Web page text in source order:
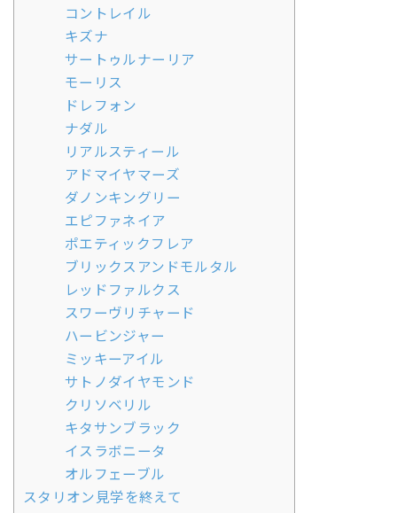
コントレイル
キズナ
サートゥルナーリア
モーリス
ドレフォン
ナダル
リアルスティール
アドマイヤマーズ
ダノンキングリー
エピファネイア
ポエティックフレア
ブリックスアンドモルタル
レッドファルクス
スワーヴリチャード
ハービンジャー
ミッキーアイル
サトノダイヤモンド
クリソベリル
キタサンブラック
イスラボニータ
オルフェーブル
スタリオン見学を終えて